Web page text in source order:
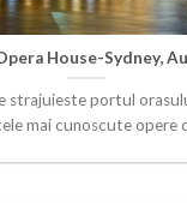
House-Sydney,
strajuieste portul
mai cunoscute opere